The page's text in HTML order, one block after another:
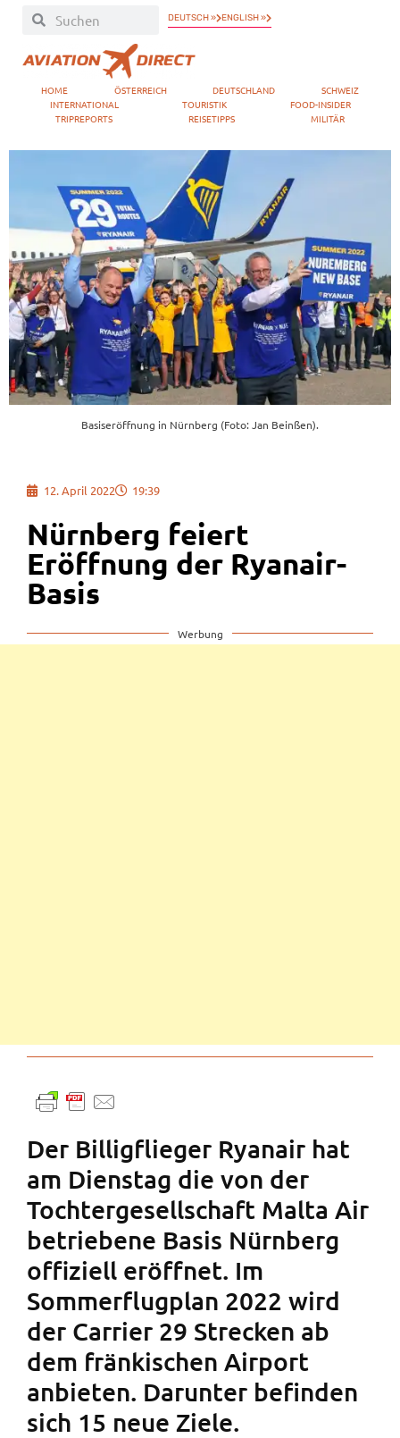
DEUTSCH » ENGLISH »
HOME ÖSTERREICH DEUTSCHLAND
SCHWEIZ
INTERNATIONAL
TOURISTIK
FOOD-INSIDER
TRIPREPORTS
REISETIPPS MILITÄR
Basiseröffnung in Nürnberg (Foto: Jan Beinßen).
12. April 2022 19:39
Nürnberg feiert
Eröffnung der Ryanair-
Basis
Werbung
Der Billigflieger Ryanair hat
am Dienstag die von der
Tochtergesellschaft Malta Air
betriebene Basis Nürnberg
offiziell eröffnet. Im
Sommerflugplan 2022 wird
der Carrier 29 Strecken ab
dem fränkischen Airport
anbieten. Darunter befinden
sich 15 neue Ziele.